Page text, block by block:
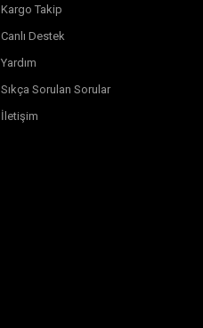
Kargo Takip
Canlı Destek
Yardım
Sıkça Sorulan Sorular
İletişim